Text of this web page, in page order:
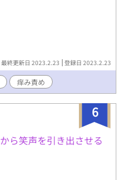
最終更新日 2023.2.23 登録日 2023.2.23
痒み責め
6
ら笑声を引き出させる